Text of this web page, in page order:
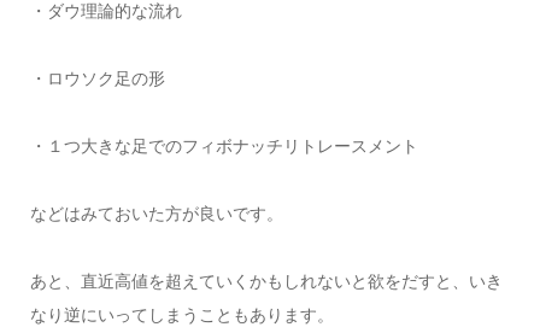
・ダウ理論的な流れ
・ロウソク足の形
・１つ大きな足でのフィボナッチリトレースメント
などはみておいた方が良いです。
あと、直近高値を超えていくかもしれないと欲をだすと、いき
なり逆にいってしまうこともあります。